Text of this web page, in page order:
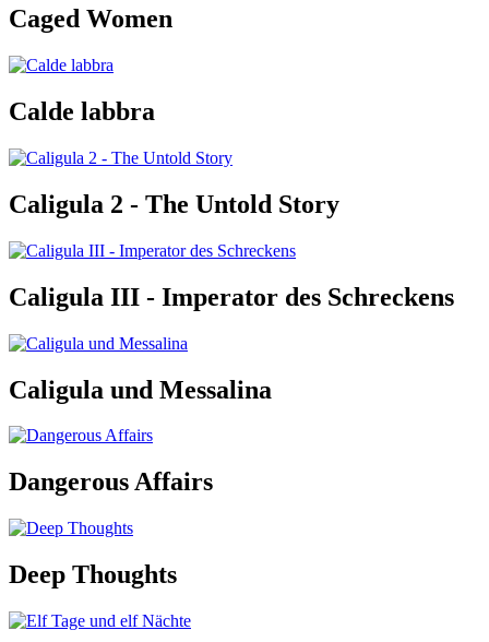
Caged Women
Calde labbra
Caligula 2 - The Untold Story
Caligula III - Imperator des Schreckens
Caligula und Messalina
Dangerous Affairs
Deep Thoughts